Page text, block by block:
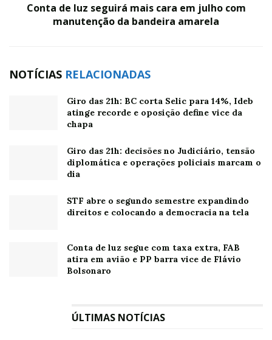
Conta de luz seguirá mais cara em julho com
manutenção da bandeira amarela
NOTÍCIAS RELACIONADAS
Giro das 21h: BC corta Selic para 14%, Ideb
atinge recorde e oposição define vice da
chapa
Giro das 21h: decisões no Judiciário, tensão
diplomática e operações policiais marcam o
dia
STF abre o segundo semestre expandindo
direitos e colocando a democracia na tela
Conta de luz segue com taxa extra, FAB
atira em avião e PP barra vice de Flávio
Bolsonaro
ÚLTIMAS NOTÍCIAS